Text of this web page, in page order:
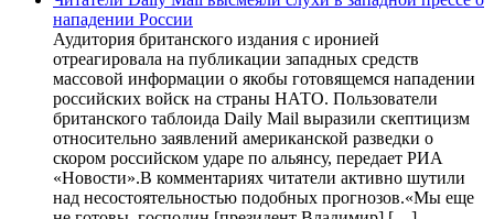
нападении России
Аудитория британского издания с иронией
отреагировала на публикации западных средств
массовой информации о якобы готовящемся нападении
российских войск на страны НАТО. Пользователи
британского таблоида Daily Mail выразили скептицизм
относительно заявлений американской разведки о
скором российском ударе по альянсу, передает РИА
«Новости».В комментариях читатели активно шутили
над несостоятельностью подобных прогнозов.«Мы еще